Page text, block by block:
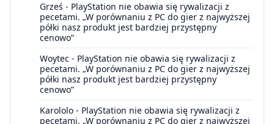
Grześ - PlayStation nie obawia się rywalizacji z
pecetami. „W porównaniu z PC do gier z najwyższej
półki nasz produkt jest bardziej przystępny
cenowo”
Woytec - PlayStation nie obawia się rywalizacji z
pecetami. „W porównaniu z PC do gier z najwyższej
półki nasz produkt jest bardziej przystępny
cenowo”
Karololo - PlayStation nie obawia się rywalizacji z
pecetami. „W porównaniu z PC do gier z najwyższej